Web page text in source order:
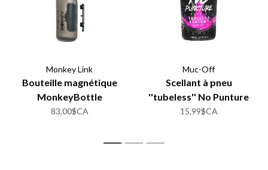
Monkey Link
Bouteille magnétique
MonkeyBottle
83,00$CA
Muc-Off
Scellant à pneu
''tubeless'' No Punture
140ml
15,99$CA
1 2 3